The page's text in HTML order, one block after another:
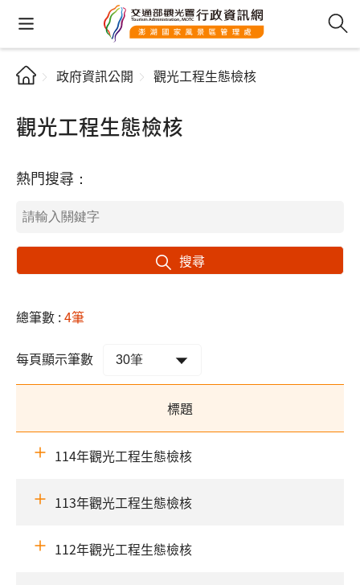
政府資訊公開 觀光工程生態檢核
觀光工程生態檢核
熱門搜尋：
搜尋
總筆數 :4筆
每頁顯示筆數
標題
114年觀光工程生態檢核
113年觀光工程生態檢核
112年觀光工程生態檢核